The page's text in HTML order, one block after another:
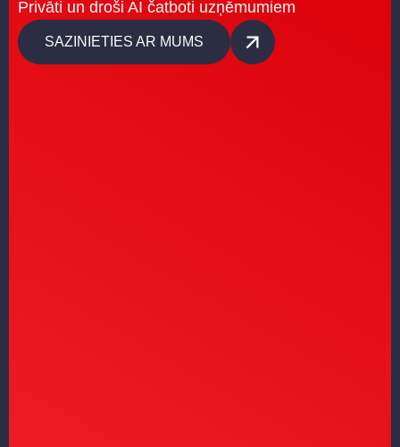
Privāti un droši AI čatboti uzņēmumiem
SAZINIETIES AR MUMS